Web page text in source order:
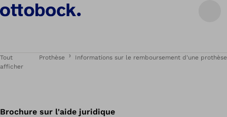
Tout
afficher
Prothèse Informations sur le remboursement d'une prothèse
Brochure sur l'aide juridique